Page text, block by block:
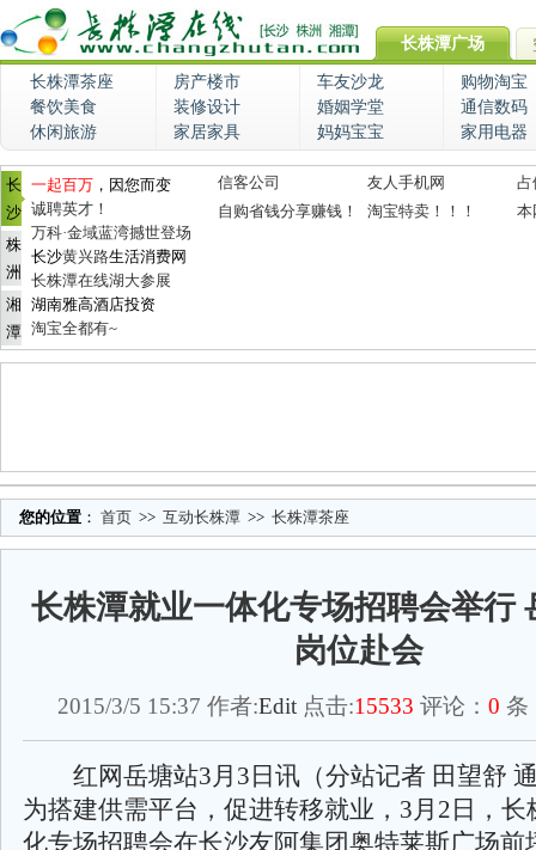
长株潭广场
长株潭茶座 房产楼市 车友沙龙
购物淘宝
餐饮美食
装修设计 婚姻学堂
通信数码
休闲旅游
家居家具 妈妈宝宝 家用电器
长
沙
株
洲
湘
潭
一起百万 ，因您而变
诚聘英才！
万科·金域蓝湾撼世登场
长沙黄兴路生活消费网
长株潭在线湖大参展
湖南雅高酒店投资
淘宝全都有~
信客公司 友人手机网
占
自购省钱分享赚钱！
淘宝特卖！！！ 本
您的位置 ： 首页 >> 互动长株潭 >> 长株潭茶座
长株潭就业一体化专场招聘会举行
岗位赴会
2015/3/5 15:37 作者:Edit 点击:15533 评论： 0 条
红网岳塘站3月3日讯（分站记者 田望舒
为搭建供需平台，促进转移就业，3月2日，长
化专场招聘会在长沙友阿集团奥特莱斯广场前